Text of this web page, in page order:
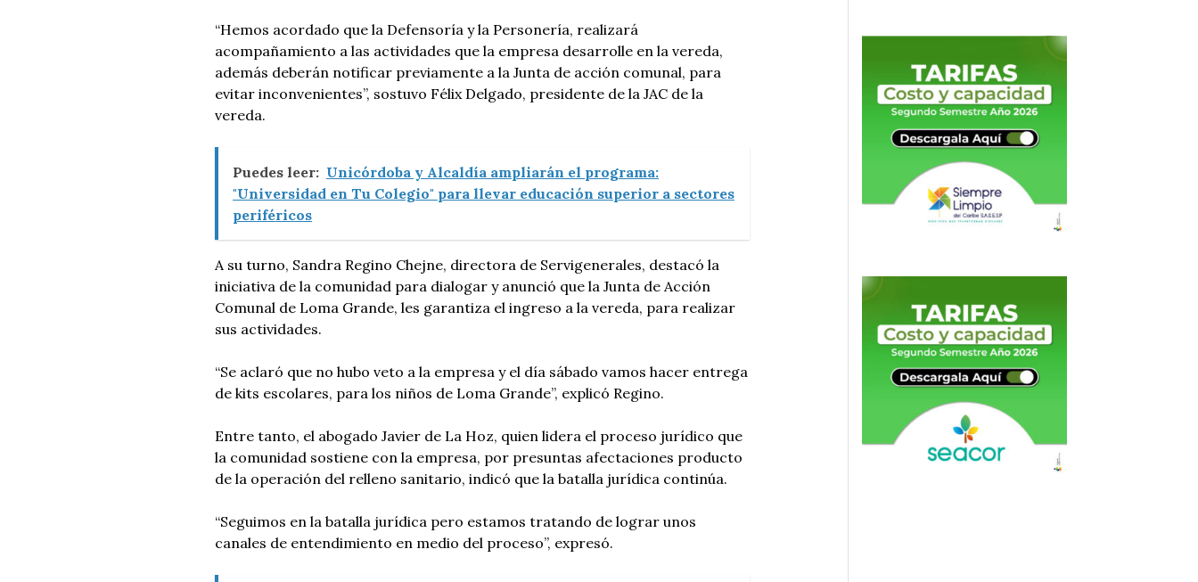
“Hemos acordado que la Defensoría y la Personería, realizará
acompañamiento a las actividades que la empresa desarrolle en la vereda,
además deberán notificar previamente a la Junta de acción comunal, para
evitar inconvenientes”, sostuvo Félix Delgado, presidente de la JAC de la
vereda.
Puedes leer: Unicórdoba y Alcaldía ampliarán el programa:
"Universidad en Tu Colegio" para llevar educación superior a sectores
periféricos
A su turno, Sandra Regino Chejne, directora de Servigenerales, destacó la
iniciativa de la comunidad para dialogar y anunció que la Junta de Acción
Comunal de Loma Grande, les garantiza el ingreso a la vereda, para realizar
sus actividades.
“Se aclaró que no hubo veto a la empresa y el día sábado vamos hacer entrega
de kits escolares, para los niños de Loma Grande”, explicó Regino.
Entre tanto, el abogado Javier de La Hoz, quien lidera el proceso jurídico que
la comunidad sostiene con la empresa, por presuntas afectaciones producto
de la operación del relleno sanitario, indicó que la batalla jurídica continúa.
“Seguimos en la batalla jurídica pero estamos tratando de lograr unos
canales de entendimiento en medio del proceso”, expresó.